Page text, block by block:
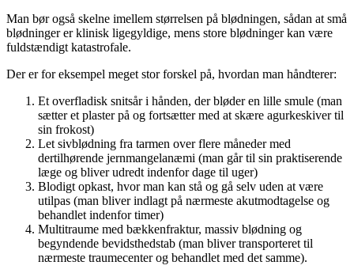
Man bør også skelne imellem størrelsen på blødningen, sådan at små
blødninger er klinisk ligegyldige, mens store blødninger kan være
fuldstændigt katastrofale.
Der er for eksempel meget stor forskel på, hvordan man håndterer:
Et overfladisk snitsår i hånden, der bløder en lille smule (man
sætter et plaster på og fortsætter med at skære agurkeskiver til
sin frokost)
Let sivblødning fra tarmen over flere måneder med
dertilhørende jernmangelanæmi (man går til sin praktiserende
læge og bliver udredt indenfor dage til uger)
Blodigt opkast, hvor man kan stå og gå selv uden at være
utilpas (man bliver indlagt på nærmeste akutmodtagelse og
behandlet indenfor timer)
Multitraume med bækkenfraktur, massiv blødning og
begyndende bevidsthedstab (man bliver transporteret til
nærmeste traumecenter og behandlet med det samme).